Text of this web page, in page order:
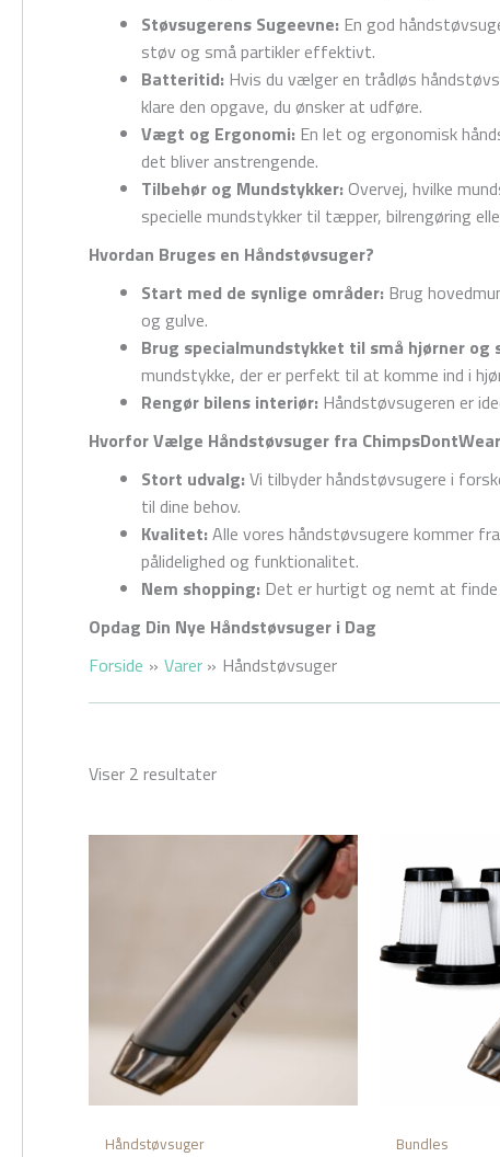
Støvsugerens Sugeevne: En god
støv og små partikler effektivt.
Batteritid: Hvis du vælger en trådløs
klare den opgave, du ønsker at udføre.
Vægt og Ergonomi: En let og ergonomisk
det bliver anstrengende.
Tilbehør og Mundstykker: Overvej, hvilke
specielle mundstykker til tæpper, bilrengøring
Hvordan Bruges en Håndstøvsuger?
Start med de synlige områder: Brug
og gulve.
Brug specialmundstykket til små hjørner og
mundstykke, der er perfekt til at komme ind i
Rengør bilens interiør: Håndstøvsugeren er
Hvorfor Vælge Håndstøvsuger fra
Stort udvalg: Vi tilbyder håndstøvsugere i
til dine behov.
Kvalitet: Alle vores håndstøvsugere kommer
pålidelighed og funktionalitet.
Nem shopping: Det er hurtigt og nemt at
Opdag Din Nye Håndstøvsuger i Dag
Forside
Varer Håndstøvsuger
Viser 2 resultater
Håndstøvsuger Bundles